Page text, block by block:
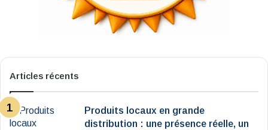
Articles récents
Produits locaux en grande
distribution : une présence réelle, un